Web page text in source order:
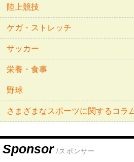
陸上競技
ケガ・ストレッチ
サッカー
栄養・食事
野球
さまざまなスポーツに関するコラ
Sponsor /スポンサー